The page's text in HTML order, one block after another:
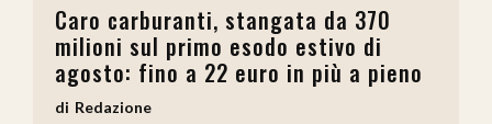
Caro carburanti, stangata da 370
milioni sul primo esodo estivo di
agosto: fino a 22 euro in più a pieno
Redazione